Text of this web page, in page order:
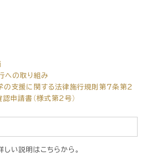
への取り組み
の支援に関する法律施行規則第７条第２
申請書（様式第2号）
い説明はこちらから。